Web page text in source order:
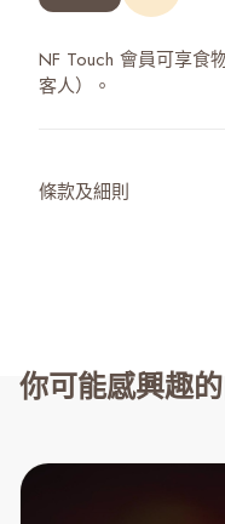
NF Touch 會員可享食
客人）。
條款及細則
你可能感興趣